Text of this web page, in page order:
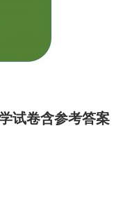
试卷含参考答案